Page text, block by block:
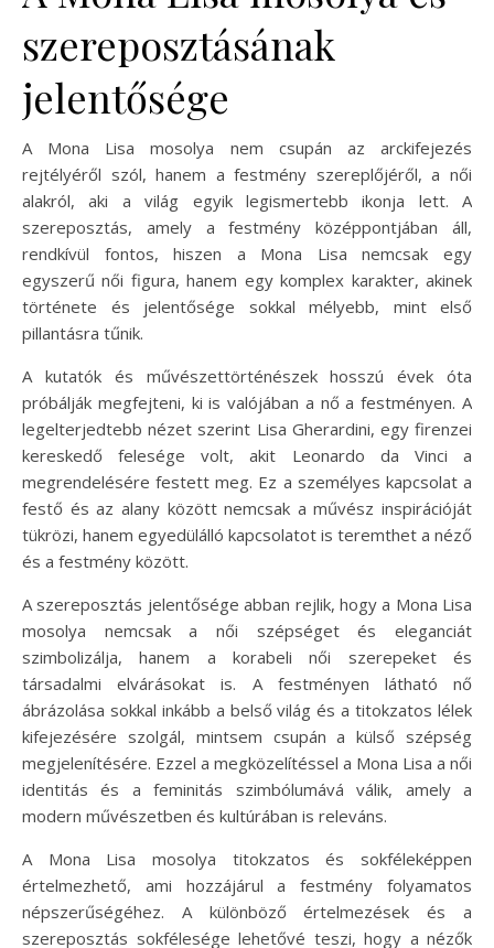
szereposztásának
jelentősége
A Mona Lisa mosolya nem csupán az arckifejezés
rejtélyéről szól, hanem a festmény szereplőjéről, a női
alakról, aki a világ egyik legismertebb ikonja lett. A
szereposztás, amely a festmény középpontjában áll,
rendkívül fontos, hiszen a Mona Lisa nemcsak egy
egyszerű női figura, hanem egy komplex karakter, akinek
története és jelentősége sokkal mélyebb, mint első
pillantásra tűnik.
A kutatók és művészettörténészek hosszú évek óta
próbálják megfejteni, ki is valójában a nő a festményen. A
legelterjedtebb nézet szerint Lisa Gherardini, egy firenzei
kereskedő felesége volt, akit Leonardo da Vinci a
megrendelésére festett meg. Ez a személyes kapcsolat a
festő és az alany között nemcsak a művész inspirációját
tükrözi, hanem egyedülálló kapcsolatot is teremthet a néző
és a festmény között.
A szereposztás jelentősége abban rejlik, hogy a Mona Lisa
mosolya nemcsak a női szépséget és eleganciát
szimbolizálja, hanem a korabeli női szerepeket és
társadalmi elvárásokat is. A festményen látható nő
ábrázolása sokkal inkább a belső világ és a titokzatos lélek
kifejezésére szolgál, mintsem csupán a külső szépség
megjelenítésére. Ezzel a megközelítéssel a Mona Lisa a női
identitás és a feminitás szimbólumává válik, amely a
modern művészetben és kultúrában is releváns.
A Mona Lisa mosolya titokzatos és sokféleképpen
értelmezhető, ami hozzájárul a festmény folyamatos
népszerűségéhez. A különböző értelmezések és a
szereposztás sokfélesége lehetővé teszi, hogy a nézők